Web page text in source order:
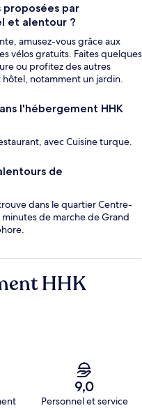
par
et alentour ?
amusez-vous grâce aux
vélos gratuits. Faites quelques
ou profitez des autres
notamment un jardin.
l'hébergement HHK
avec Cuisine turque.
de
dans le quartier Centre-
de marche de Grand
HHK
9,0
Personnel et service